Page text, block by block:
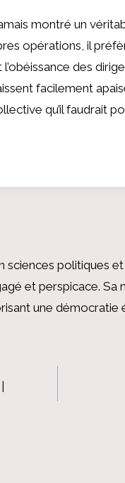
montré un
opérations, il
des
facilement
qu’il faudrait
sciences politiques
et perspicace.
une démocratie